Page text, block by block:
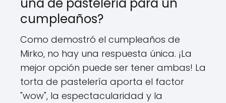
cumpleaños?
Como demostró el cumpleaños de
Mirko, no hay una respuesta única. ¡La
mejor opción puede ser tener ambas! La
torta de pastelería aporta el factor
"wow", la espectacularidad y la